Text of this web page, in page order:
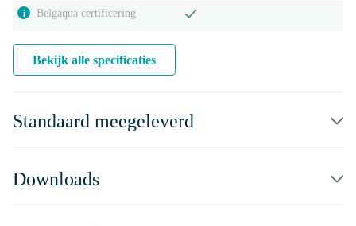
i Belgaqua certificering
Bekijk alle specificaties
Standaard meegeleverd
Downloads